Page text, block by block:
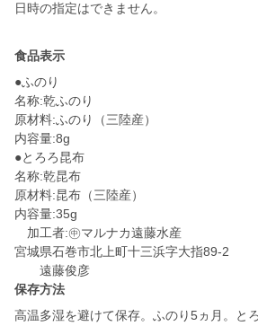
食品表示
●ふのり
名称:乾ふのり
原材料:ふのり（三陸産）
内容量:8g
●とろろ昆布
名称:乾昆布
原材料:昆布（三陸産）
内容量:35g
加工者:㊥マルナカ遠藤水産
宮城県石巻市北上町十三浜字大指89-2
保存方法
高温多湿を避けて保存。ふのり5ヵ月。と